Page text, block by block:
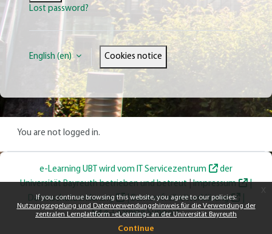
If you continue browsing this website, you agree to our policies:
Nutzungsregelung und Datenverwendungshinweis für die Verwendung der
zentralen Lernplattform »eLearning« an der Universität Bayreuth
Continue
Lost password?
English ‎(en)‎ Cookies notice
You are not logged in.
e-Learning UBT wird vom IT Servicezentrum
der
Universität Bayreuth betrieben und betreut|Impressum
|
Datenschutzerklärung
|Barrierefreiheitserklärung
e-Learning Support